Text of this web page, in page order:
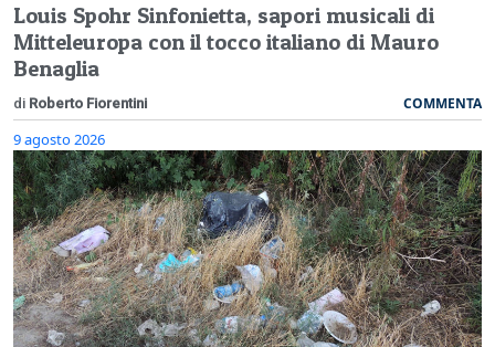
Louis Spohr Sinfonietta, sapori musicali di
Mitteleuropa con il tocco italiano di Mauro
Benaglia
di Roberto Fiorentini COMMENTA
9 agosto 2026